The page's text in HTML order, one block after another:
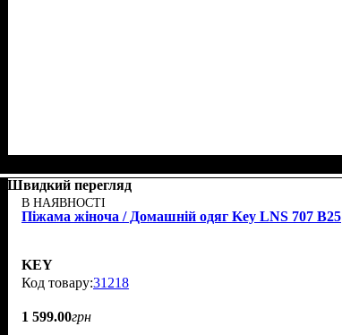
Швидкий перегляд
В НАЯВНОСТІ
Піжама жіноча / Домашній одяг Key LNS 707 B25
KEY
31218
1 599.00грн